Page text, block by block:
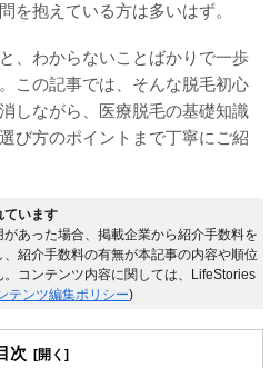
を抱えている方は多いはず。
、わからないことばかりで一歩
この記事では、そんな脱毛初心
しながら、医療脱毛の基礎知識
び方のポイントまで丁寧にご紹
ています
あった場合、掲載企業から紹介手数料を
紹介手数料の有無が本記事の内容や順位
コンテンツ内容に関しては、LifeStories
テンツ編集ポリシー)
次